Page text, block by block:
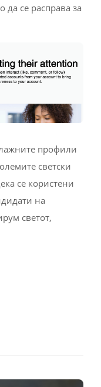
да се расправа за
профили
светски
се користени
на
светот,